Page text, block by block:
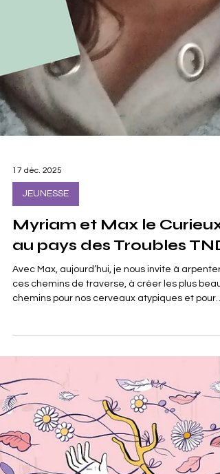
17 déc. 2025
JEUNESSE
Myriam et Max le Curieux
Avec Max, aujourd’hui, je nous invite à arpenter
ces chemins de traverse, à créer les plus
évoque un « dysbidule » ou un « hypermachin ».
travers les faits, sans mettre de longs et gros
mots sur ce qui le concerne et sans fixer toute
longue liste des symptômes auxquels il peut
confro